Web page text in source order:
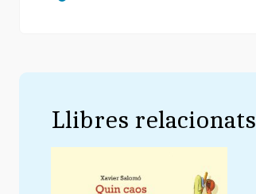
Llibres relacionats